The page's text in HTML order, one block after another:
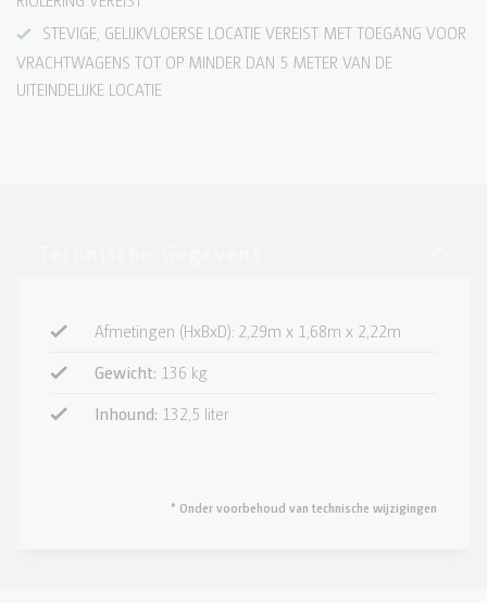
STEVIGE, GELIJKVLOERSE LOCATIE VEREIST MET TOEGANG VOOR
VRACHTWAGENS TOT OP MINDER DAN 5 METER VAN DE
UITEINDELIJKE LOCATIE
Afmetingen (HxBxD): 2,29m x 1,68m x 2,22m
Gewicht: 136 kg
Inhound: 132,5 liter
* Onder voorbehoud van technische wijzigingen